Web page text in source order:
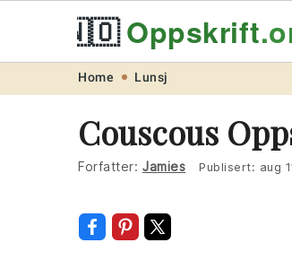
navigation
content
🇳🇴Oppskrift
Home Lunsj
Couscous
Forfatter: Jamies Publisert: aug